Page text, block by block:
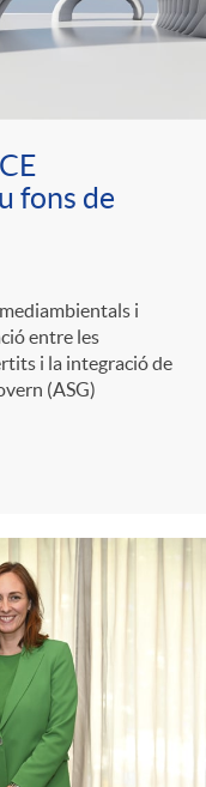
fons de
i
entre les
i la integració de
(ASG)